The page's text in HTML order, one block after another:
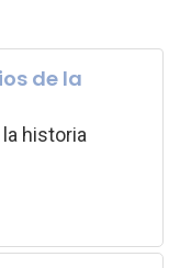
de la
historia